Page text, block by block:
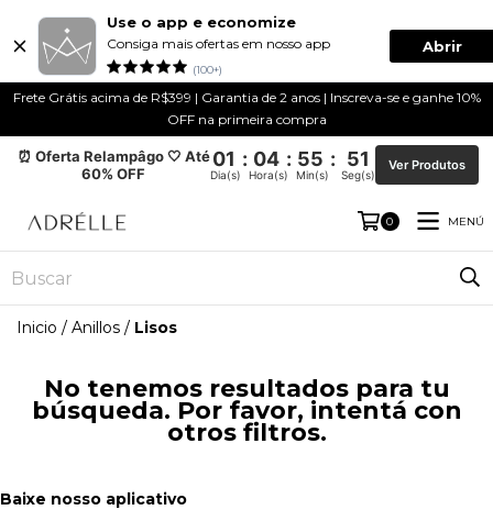
Use o app e economize
Consiga mais ofertas em nosso app
(100+)
Abrir
Frete Grátis acima de R$399 | Garantia de 2 anos | Inscreva-se e ganhe 10%
OFF na primeira compra
⏰ Oferta Relampâgo 🤍 Até
60% OFF
01 : 04 : 55 : 50
Dia(s) Hora(s) Min(s) Seg(s)
Ver Produtos
0 MENÚ
Inicio / Anillos / Lisos
No tenemos resultados para tu
búsqueda. Por favor, intentá con
otros filtros.
Baixe nosso aplicativo